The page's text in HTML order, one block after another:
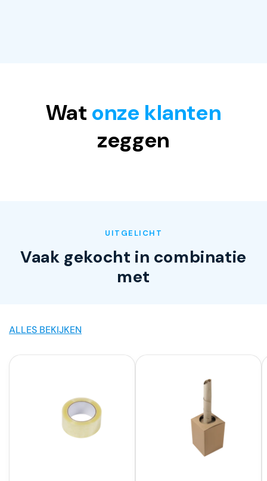
Wat onze klanten
zeggen
UITGELICHT
Vaak gekocht in combinatie
met
ALLES BEKIJKEN